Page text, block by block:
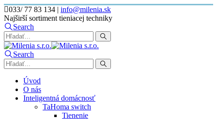
033/ 77 83 134 | info@milenia.sk
Najširší sortiment tieniacej techniky
Search
Search
Úvod
O nás
Inteligentná domácnosť
TaHoma switch
Tienenie